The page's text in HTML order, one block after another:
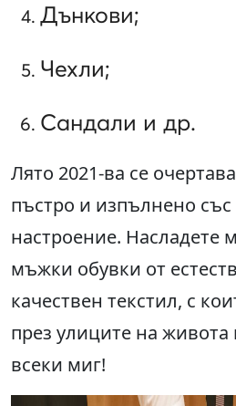
Дънкови;
Чехли;
Сандали и др.
Лято 2021-ва се
пъстро и изпълнено
настроение. Насладете
мъжки обувки от
качествен текстил, с
през улиците на живота
всеки миг!